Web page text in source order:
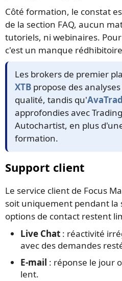
Côté formation, le constat
de la section FAQ, aucun
tutoriels, ni webinaires.
c'est un manque
Les brokers de premier
XTB propose des
qualité, tandis qu'
approfondies avec
Autochartist, en plus
formation.
Support client
Le service client de Focus
soit uniquement pendant la
options de contact restent
Live Chat : réactivité
avec des demandes
E-mail : réponse le jour
lent.